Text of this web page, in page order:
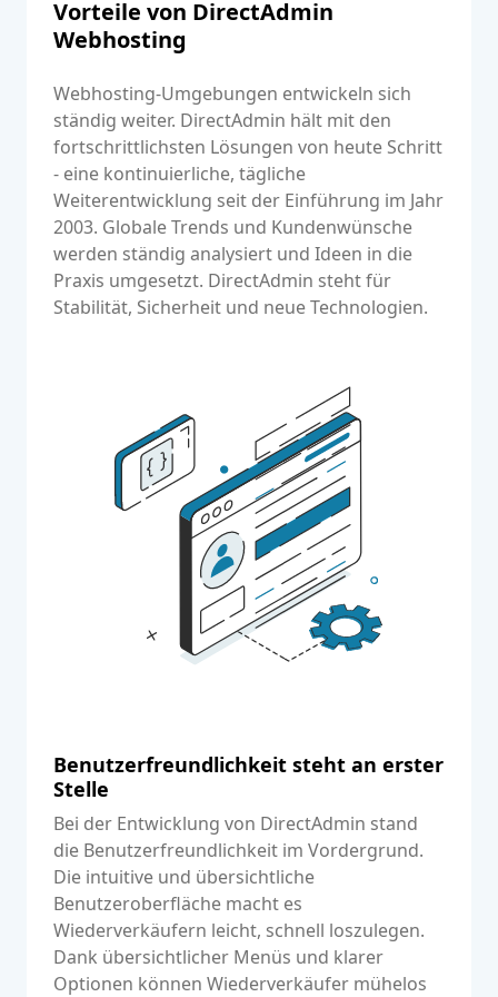
Vorteile von DirectAdmin
Webhosting
Webhosting-Umgebungen entwickeln sich
ständig weiter. DirectAdmin hält mit den
fortschrittlichsten Lösungen von heute Schritt
- eine kontinuierliche, tägliche
Weiterentwicklung seit der Einführung im Jahr
2003. Globale Trends und Kundenwünsche
werden ständig analysiert und Ideen in die
Praxis umgesetzt. DirectAdmin steht für
Stabilität, Sicherheit und neue Technologien.
Benutzerfreundlichkeit steht an erster
Stelle
Bei der Entwicklung von DirectAdmin stand
die Benutzerfreundlichkeit im Vordergrund.
Die intuitive und übersichtliche
Benutzeroberfläche macht es
Wiederverkäufern leicht, schnell loszulegen.
Dank übersichtlicher Menüs und klarer
Optionen können Wiederverkäufer mühelos